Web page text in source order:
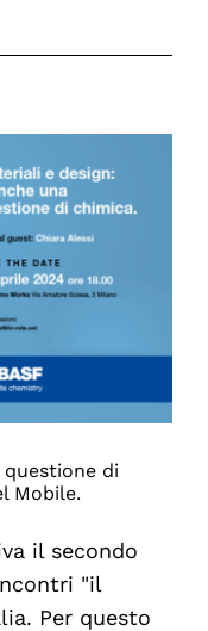
di
Mobile.
il secondo
"il
Per questo